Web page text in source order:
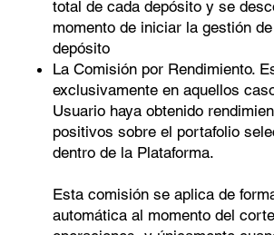
total de cada depósito y se
momento de iniciar la gestión
depósito
La Comisión por Rendimiento.
exclusivamente en aquellos
Usuario haya obtenido
positivos sobre el portafolio
dentro de la Plataforma.
Esta comisión se aplica de
automática al momento del